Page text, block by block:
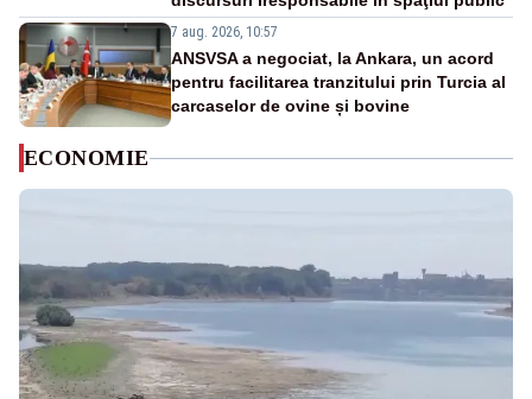
7 aug. 2026, 10:57
ANSVSA a negociat, la Ankara, un acord
pentru facilitarea tranzitului prin Turcia al
carcaselor de ovine și bovine
ECONOMIE